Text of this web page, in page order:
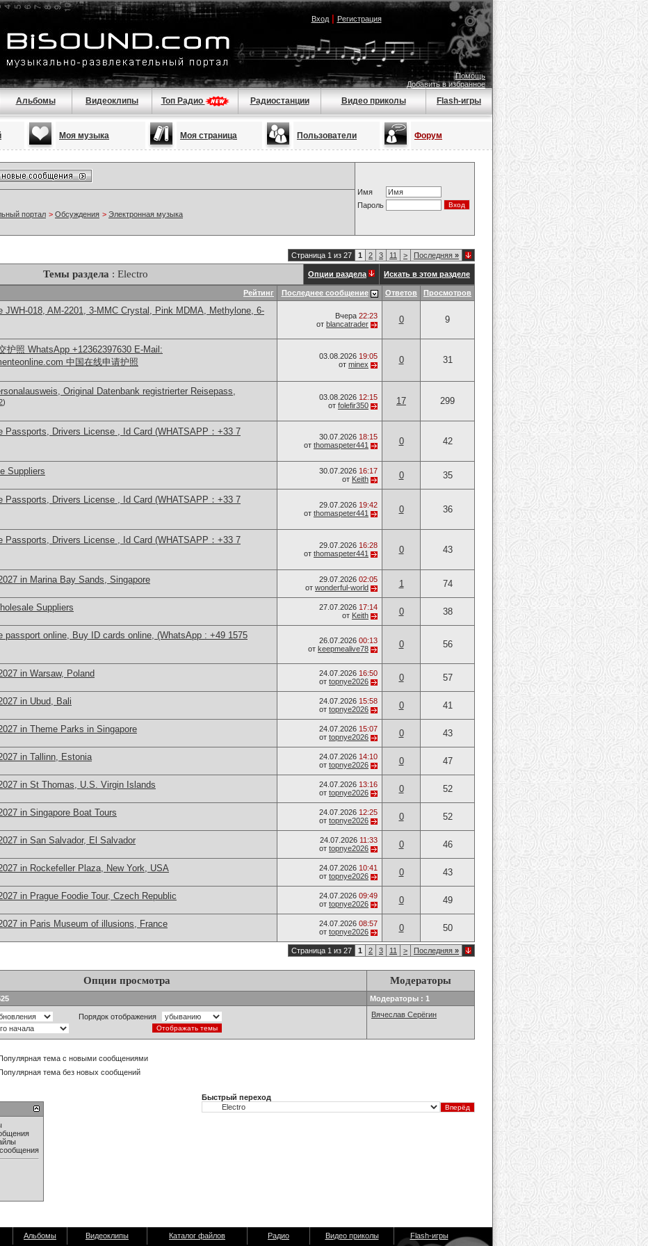
Вход| Регистрация
Помощь
Добавить в избранное
Альбомы Видеоклипы Топ Радио Радиостанции Видео приколы Flash-игры
Моя музыка Моя страница Пользователи Форум
Имя
Пароль
портал > Обсуждения > Электронная музыка
Страница 1 из 27 1 2 3 11 > Последняя »
Темы раздела : Electro Опции раздела Искать в этом разделе
Рейтинг Последнее сообщение Ответов Просмотров
JWH-018, AM-2201, 3-MMC Crystal, Pink MDMA, Methylone, 6-
Вчера 22:23
от blancatrader 0 9
护照 WhatsApp +12362397630 E-Mail:
中国在线申请护照
03.08.2026 19:05
от minex 0 31
Original Datenbank registrierter Reisepass,
)
03.08.2026 12:15
от folefir350 17 299
Passports, Drivers License , Id Card (WHATSAPP：+33 7
30.07.2026 18:15
от thomaspeter441 0 42
Suppliers 30.07.2026 16:17
от Keith 0 35
Passports, Drivers License , Id Card (WHATSAPP：+33 7
29.07.2026 19:42
от thomaspeter441 0 36
Passports, Drivers License , Id Card (WHATSAPP：+33 7
29.07.2026 16:28
от thomaspeter441 0 43
in Marina Bay Sands, Singapore 29.07.2026 02:05
от wonderful-world 1 74
Suppliers 27.07.2026 17:14
от Keith 0 38
passport online, Buy ID cards online, (WhatsApp : +49 1575
26.07.2026 00:13
от keepmealive78 0 56
in Warsaw, Poland 24.07.2026 16:50
от topnye2026 0 57
in Ubud, Bali 24.07.2026 15:58
от topnye2026 0 41
in Theme Parks in Singapore 24.07.2026 15:07
от topnye2026 0 43
in Tallinn, Estonia 24.07.2026 14:10
от topnye2026 0 47
in St Thomas, U.S. Virgin Islands 24.07.2026 13:16
от topnye2026 0 52
in Singapore Boat Tours 24.07.2026 12:25
от topnye2026 0 52
in San Salvador, El Salvador 24.07.2026 11:33
от topnye2026 0 46
in Rockefeller Plaza, New York, USA 24.07.2026 10:41
от topnye2026 0 43
in Prague Foodie Tour, Czech Republic 24.07.2026 09:49
от topnye2026 0 49
in Paris Museum of illusions, France 24.07.2026 08:57
от topnye2026 0 50
Страница 1 из 27 1 2 3 11 > Последняя »
Опции просмотра Модераторы
Модераторы : 1
Порядок отображения
Вячеслав Серёгин
тема с новыми сообщениями
тема без новых сообщений
Быстрый переход
Альбомы Видеоклипы Каталог файлов Радио Видео приколы Flash-игры